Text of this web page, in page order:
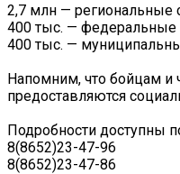
2,7 млн — региональные
400 тыс. — федеральные
400 тыс. —
Напомним, что бойцам и
предоставляются
Подробности доступны
8(8652)23-47-96
8(8652)23-47-86